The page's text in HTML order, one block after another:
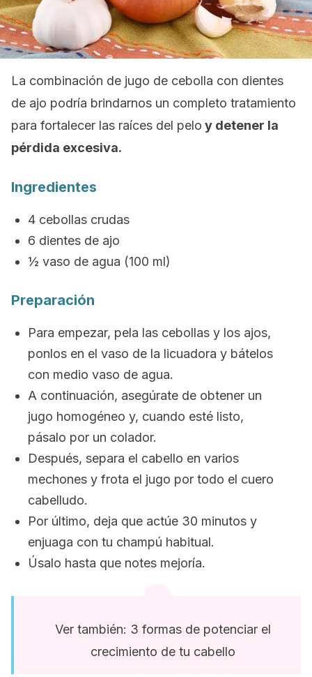
La combinación de jugo de cebolla con dientes
de ajo podría brindarnos un completo tratamiento
para fortalecer las raíces del pelo y detener la
pérdida excesiva.
Ingredientes
4 cebollas crudas
6 dientes de ajo
½ vaso de agua (100 ml)
Preparación
Para empezar, pela las cebollas y los ajos,
ponlos en el vaso de la licuadora y bátelos
con medio vaso de agua.
A continuación, asegúrate de obtener un
jugo homogéneo y, cuando esté listo,
pásalo por un colador.
Después, separa el cabello en varios
mechones y frota el jugo por todo el cuero
cabelludo.
Por último, deja que actúe 30 minutos y
enjuaga con tu champú habitual.
Úsalo hasta que notes mejoría.
Ver también: 3 formas de potenciar el
crecimiento de tu cabello